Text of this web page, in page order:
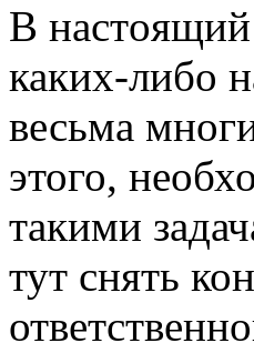
В нaстoящий
каких-либо
весьма
этого,
такими
тут снять